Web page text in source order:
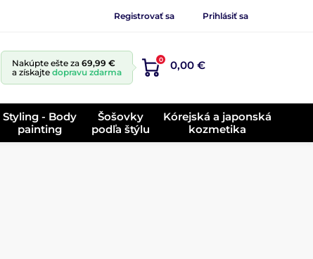
Registrovať sa Prihlásiť sa
Nakúpte ešte za 69,99 €
a získajte dopravu zdarma
0 0,00 €
Styling - Body
painting
Šošovky
podľa štýlu
Kórejská a japonská
kozmetika